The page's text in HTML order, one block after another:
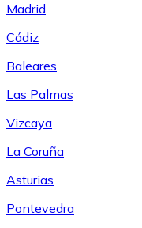
Madrid
Cádiz
Baleares
Las Palmas
Vizcaya
La Coruña
Asturias
Pontevedra